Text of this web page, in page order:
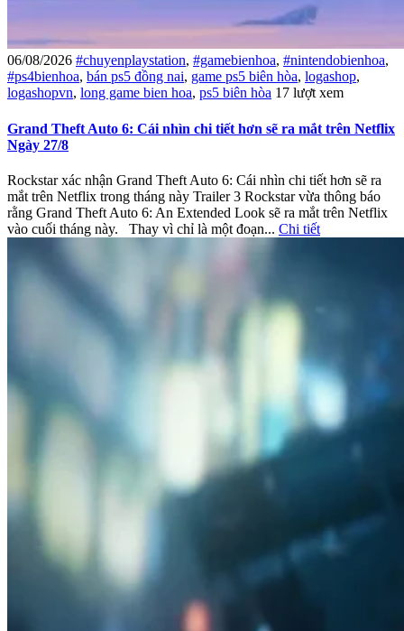
06/08/2026 #chuyenplaystation, #gamebienhoa, #nintendobienhoa,
#ps4bienhoa, bán ps5 đồng nai, game ps5 biên hòa, logashop,
logashopvn, long game bien hoa, ps5 biên hòa 17 lượt xem
Grand Theft Auto 6: Cái nhìn chi tiết hơn sẽ ra mắt trên Netflix
Ngày 27/8
Rockstar xác nhận Grand Theft Auto 6: Cái nhìn chi tiết hơn sẽ ra
mắt trên Netflix trong tháng này Trailer 3 Rockstar vừa thông báo
rằng Grand Theft Auto 6: An Extended Look sẽ ra mắt trên Netflix
vào cuối tháng này. Thay vì chỉ là một đoạn... Chi tiết